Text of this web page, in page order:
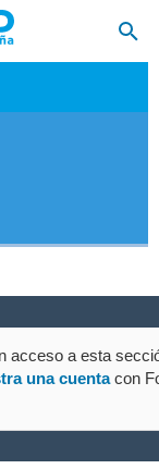
acceso a esta
una cuentacon